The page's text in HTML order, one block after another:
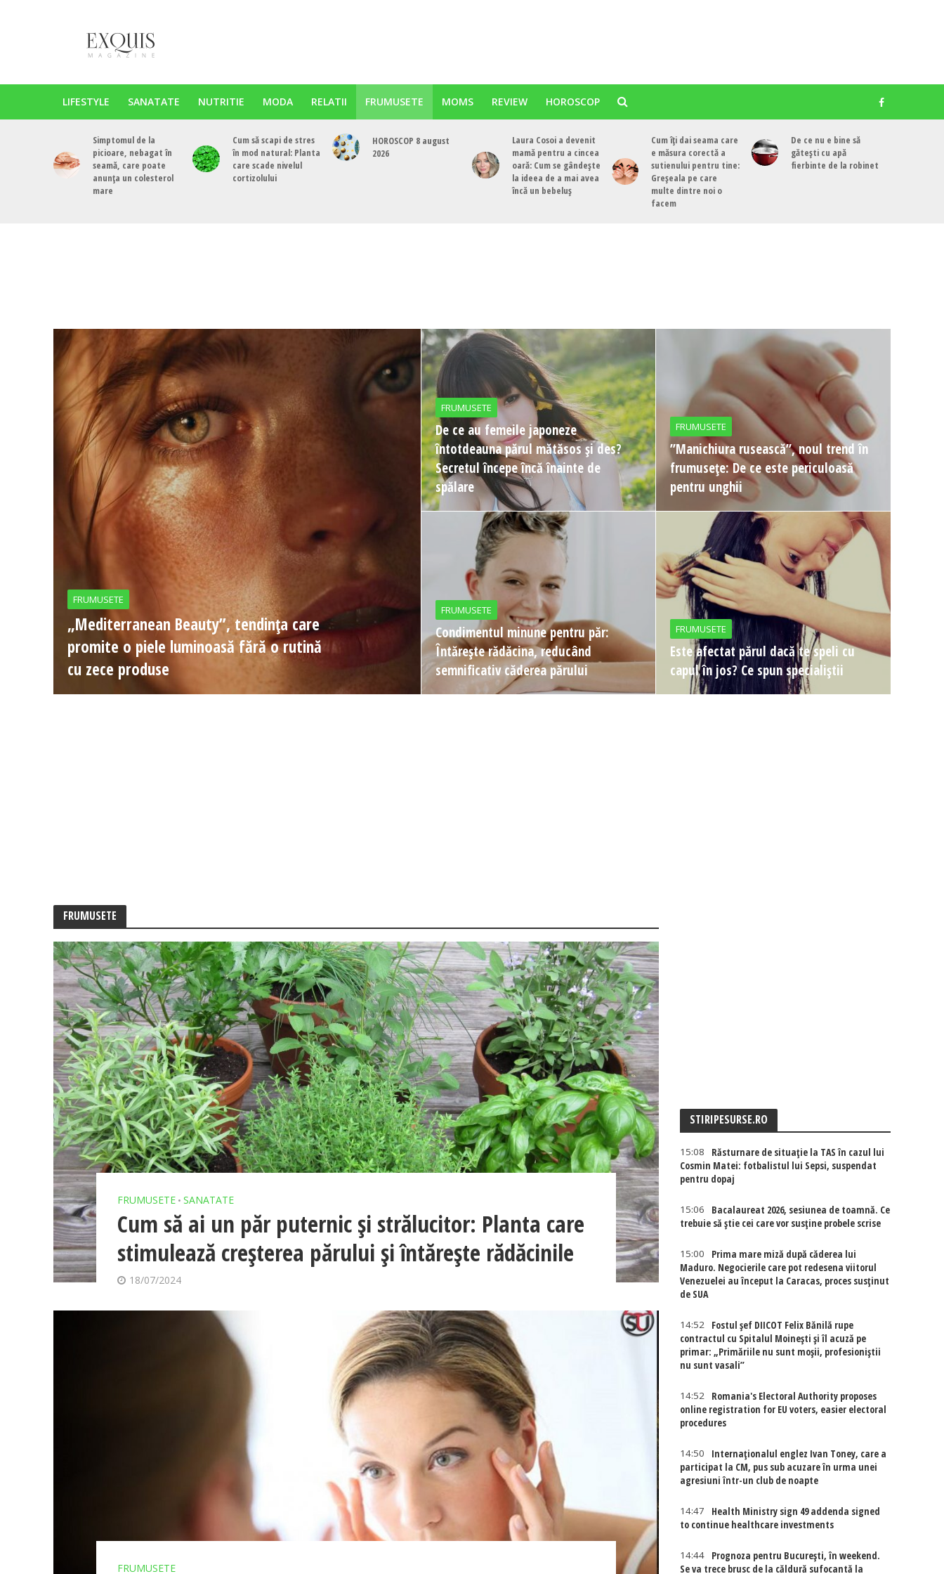
LIFESTYLE SANATATE NUTRITIE MODA RELATII FRUMUSETE MOMS REVIEW HOROSCOP
Simptomul de la
picioare, nebagat în
seamă, care poate
anunța un colesterol
mare
Cum să scapi de stres
în mod natural: Planta
care scade nivelul
cortizolului
HOROSCOP 8 august
2026
Laura Cosoi a devenit
mamă pentru a cincea
oară: Cum se gândește
la ideea de a mai avea
încă un bebeluș
Cum îți dai seama care
e măsura corectă a
sutienului pentru tine:
Greșeala pe care
multe dintre noi o
facem
De ce nu e bine să
gătești cu apă
fierbinte de la robinet
FRUMUSETE
„Mediterranean Beauty”, tendința care
promite o piele luminoasă fără o rutină
cu zece produse
FRUMUSETE
De ce au femeile japoneze
întotdeauna părul mătăsos și des?
Secretul începe încă înainte de
spălare
FRUMUSETE
Condimentul minune pentru păr:
Întărește rădăcina, reducând
semnificativ căderea părului
FRUMUSETE
”Manichiura rusească”, noul trend în
frumusețe: De ce este periculoasă
pentru unghii
FRUMUSETE
Este afectat părul dacă te speli cu
capul în jos? Ce spun specialiștii
FRUMUSETE
FRUMUSETE • SANATATE
Cum să ai un păr puternic și strălucitor: Planta care
stimulează creșterea părului și întărește rădăcinile
18/07/2024
FRUMUSETE
STIRIPESURSE.RO
15:08
Răsturnare de situație la TAS în cazul lui
Cosmin Matei: fotbalistul lui Sepsi, suspendat
pentru dopaj
15:06
Bacalaureat 2026, sesiunea de toamnă. Ce
trebuie să știe cei care vor susține probele scrise
15:00
Prima mare miză după căderea lui
Maduro. Negocierile care pot redesena viitorul
Venezuelei au început la Caracas, proces susținut
de SUA
14:52
Fostul șef DIICOT Felix Bănilă rupe
contractul cu Spitalul Moinești și îl acuză pe
primar: „Primăriile nu sunt moșii, profesioniștii
nu sunt vasali”
14:52
Romania's Electoral Authority proposes
online registration for EU voters, easier electoral
procedures
14:50
Internaţionalul englez Ivan Toney, care a
participat la CM, pus sub acuzare în urma unei
agresiuni într-un club de noapte
14:47
Health Ministry sign 49 addenda signed
to continue healthcare investments
14:44
Prognoza pentru București, în weekend.
Se va trece brusc de la căldură sufocantă la